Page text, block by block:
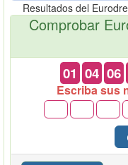
Resultados del
Comprobar
01 04 06
Escriba sus